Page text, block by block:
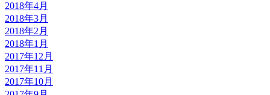
2018年4月
2018年3月
2018年2月
2018年1月
2017年12月
2017年11月
2017年10月